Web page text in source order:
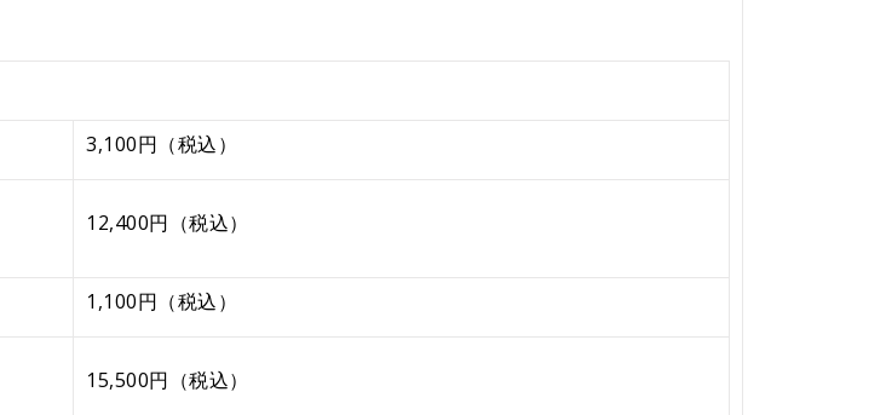
3,100円（税込）
12,400円（税込）
1,100円（税込）
15,500円（税込）